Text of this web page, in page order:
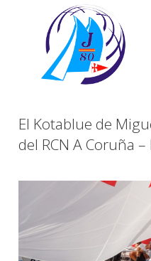
El Kotablue de
del RCN A Coruña